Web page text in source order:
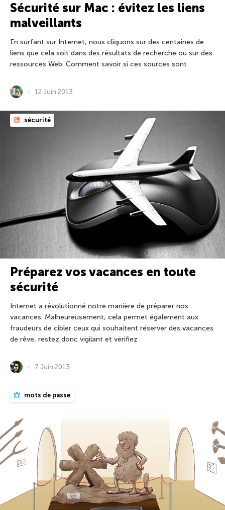
Sécurité sur Mac : évitez les liens
malveillants
En surfant sur Internet, nous cliquons sur des centaines de
liens que cela soit dans des résultats de recherche ou sur des
ressources Web. Comment savoir si ces sources sont
12 Juin 2013
sécurité
Préparez vos vacances en toute
sécurité
Internet a révolutionné notre manière de préparer nos
vacances. Malheureusement, cela permet également aux
fraudeurs de cibler ceux qui souhaitent réserver des vacances
de rêve, restez donc vigilant et vérifiez
7 Juin 2013
mots de passe